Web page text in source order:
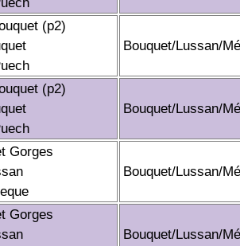
(p2)
Bouquet/Lussan/
(p2)
Bouquet/Lussan/
Gorges
Bouquet/Lussan/
Gorges
Bouquet/Lussan/